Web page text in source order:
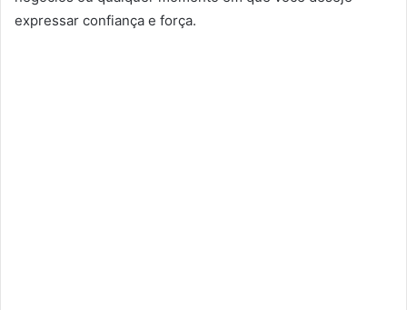
expressar confiança e força.